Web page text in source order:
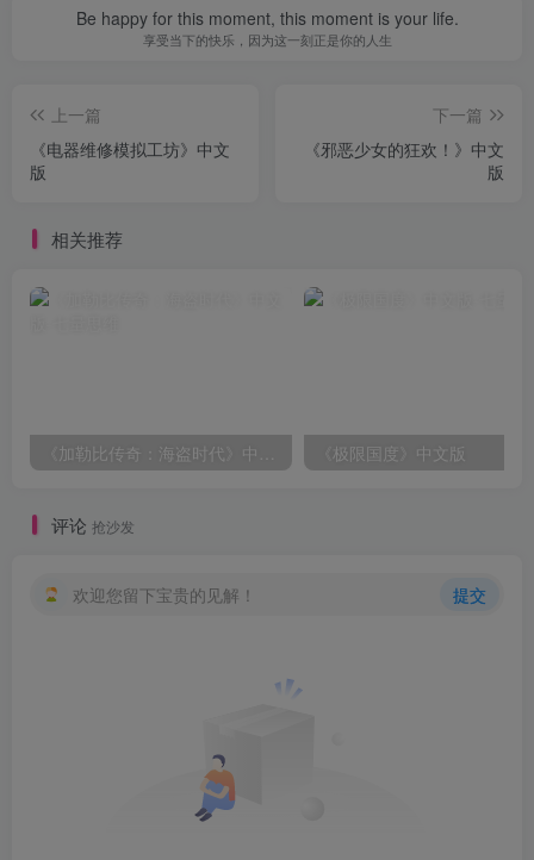
Be happy for this moment, this moment is your life.
享受当下的快乐，因为这一刻正是你的人生
上一篇
《电器维修模拟工坊》中文
版
下一篇
《邪恶少女的狂欢！》中文
版
相关推荐
《加勒比传奇：海盗时代》中文版 《极限国度》中文版
评论 抢沙发
欢迎您留下宝贵的见解！ 提交